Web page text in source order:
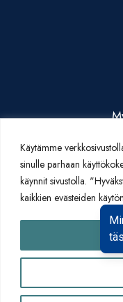
Käytämme
sinulle parhaan
käynnit sivustolla.
kaikkien evästeiden
Yhteydenottolomake